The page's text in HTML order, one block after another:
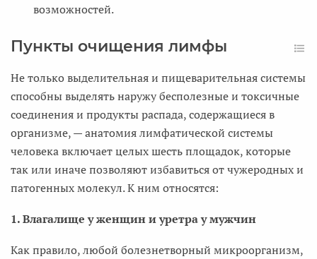
возможностей.
Пункты очищения лимфы
Не только выделительная и пищеварительная системы
способны выделять наружу бесполезные и токсичные
соединения и продукты распада, содержащиеся в
организме, — анатомия лимфатической системы
человека включает целых шесть площадок, которые
так или иначе позволяют избавиться от чужеродных и
патогенных молекул. К ним относятся:
1. Влагалище у женщин и уретра у мужчин
Как правило, любой болезнетворный микроорганизм,